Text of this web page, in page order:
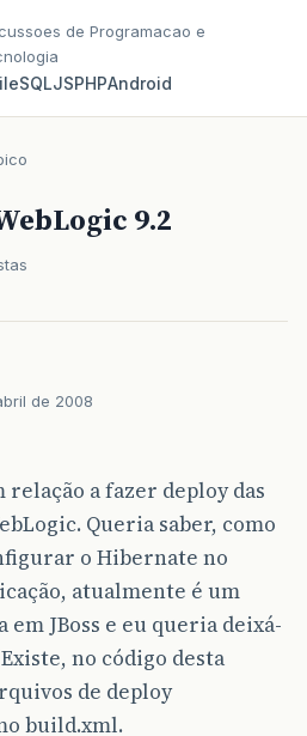
de Programacao e
SQLJSPHPAndroid
9.2
de 2008
relação a fazer deploy das
Queria saber, como
o Hibernate no
atualmente é um
em JBoss e eu queria deixá-
no código desta
de deploy
build.xml.